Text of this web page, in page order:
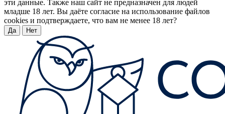
эти данные. Также наш сайт не предназначен для людей
младше 18 лет. Вы даёте согласие на использование файлов
cookies и подтверждаете, что вам не менее 18 лет?
Да Нет